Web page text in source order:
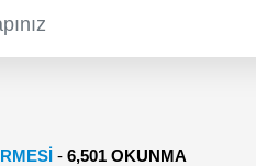
-6,501 OKUNMA